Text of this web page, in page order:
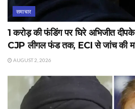
समाचार
1 करोड़ की फंडिंग पर घिरे अभिजीत
CJP लीगल फंड तक, ECI से जांच की
AUGUST 2, 2026